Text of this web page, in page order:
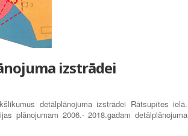
izstrādei
detālplānojuma izstrādei Rātsupītes ielā.
plānojumam 2006.- 2018.gadam detālplānojuma